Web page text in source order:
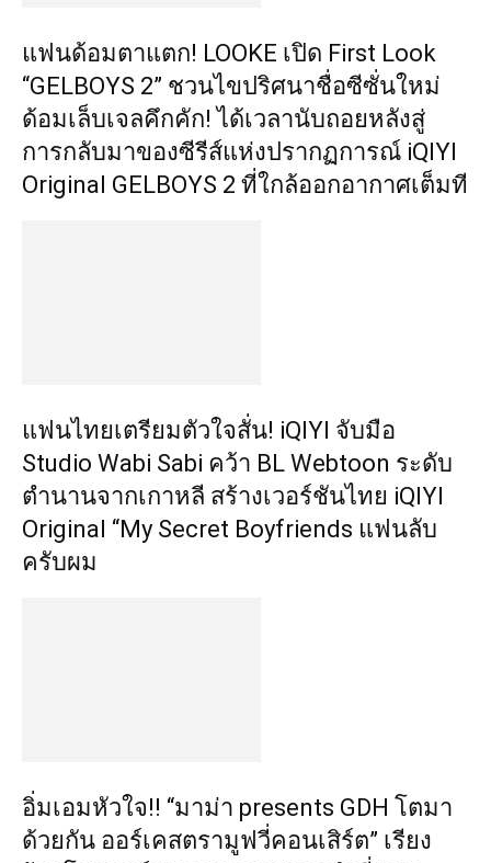
แฟนด้อมตาแตก! LOOKE เปิด First Look
“GELBOYS 2” ชวนไขปริศนาชื่อซีซั่นใหม่
ด้อมเล็บเจลคึกคัก! ได้เวลานับถอยหลังสู่
การกลับมาของซีรีส์แห่งปรากฏการณ์ iQIYI
Original GELBOYS 2 ที่ใกล้ออกอากาศเต็มที
แฟนไทยเตรียมตัวใจสั่น! iQIYI จับมือ
Studio Wabi Sabi คว้า BL Webtoon ระดับ
ตำนานจากเกาหลี สร้างเวอร์ชันไทย iQIYI
Original “My Secret Boyfriends แฟนลับ
ครับผม
อิ่มเอมหัวใจ!! “มาม่า presents GDH โตมา
ด้วยกัน ออร์เคสตรามูฟวี่คอนเสิร์ต” เรียง